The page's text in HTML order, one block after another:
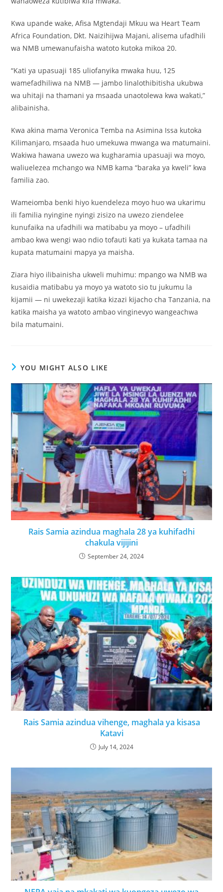
Kwa upande wake, Afisa Mgtendaji Mkuu wa Heart Team
Africa Foundation, Dkt. Naizihijwa Majani, alisema ufadhili
wa NMB umewanufaisha watoto kutoka mikoa 20.
“Kati ya upasuaji 185 uliofanyika mwaka huu, 125
wamefadhiliwa na NMB — jambo linalothibitisha ukubwa
wa uhitaji na thamani ya msaada unaotolewa kwa wakati,”
alibainisha.
Kwa akina mama Veronica Temba na Asimina Issa kutoka
Kilimanjaro, msaada huo umekuwa mwanga wa matumaini.
Wakiwa hawana uwezo wa kugharamia upasuaji wa moyo,
waliuelezea mchango wa NMB kama “baraka ya kweli” kwa
familia zao.
Wameiomba benki hiyo kuendeleza moyo huo wa ukarimu
ili familia nyingine nyingi zisizo na uwezo ziendelee
kunufaika na ufadhili wa matibabu ya moyo – ufadhili
ambao kwa wengi wao ndio tofauti kati ya kukata tamaa na
kupata matumaini mapya ya maisha.
Ziara hiyo ilibainisha ukweli muhimu: mpango wa NMB wa
kusaidia matibabu ya moyo ya watoto sio tu jukumu la
kijamii — ni uwekezaji katika kizazi kijacho cha Tanzania, na
katika maisha ya watoto ambao vinginevyo wangeachwa
bila matumaini.
YOU MIGHT ALSO LIKE
Rais Samia azindua maghala 28 ya kuhifadhi
chakula vijijini
September 24, 2024
Rais Samia azindua vihenge, maghala ya kisasa
Katavi
July 14, 2024